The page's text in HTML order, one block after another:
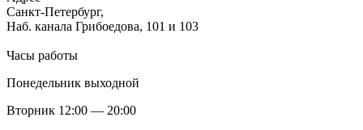
Санкт-Петербург,
Наб. канала Грибоедова, 101 и 103
Часы работы
Понедельник выходной
Вторник 12:00 — 20:00